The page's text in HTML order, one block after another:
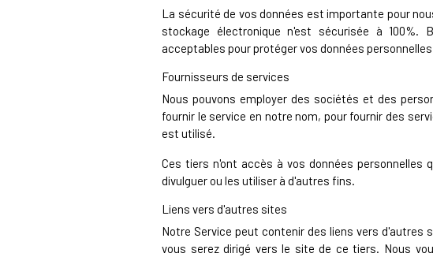
La sécurité de vos données est importante pour
stockage électronique n'est sécurisée à 100%.
acceptables pour protéger vos données
Fournisseurs de services
Nous pouvons employer des sociétés et des
fournir le service en notre nom, pour fournir des
est utilisé.
Ces tiers n'ont accès à vos données
divulguer ou les utiliser à d'autres fins.
Liens vers d'autres sites
Notre Service peut contenir des liens vers d'autres
vous serez dirigé vers le site de ce tiers. Nous